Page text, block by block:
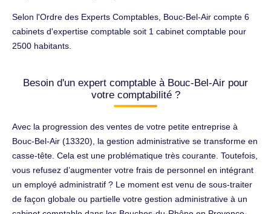
Selon l'Ordre des Experts Comptables, Bouc-Bel-Air compte 6
cabinets d'expertise comptable soit 1 cabinet comptable pour
2500 habitants.
Besoin d'un expert comptable à Bouc-Bel-Air pour
votre comptabilité ?
Avec la progression des ventes de votre petite entreprise à
Bouc-Bel-Air (13320), la gestion administrative se transforme en
casse-tête. Cela est une problématique très courante. Toutefois,
vous refusez d’augmenter votre frais de personnel en intégrant
un employé administratif ? Le moment est venu de sous-traiter
de façon globale ou partielle votre gestion administrative à un